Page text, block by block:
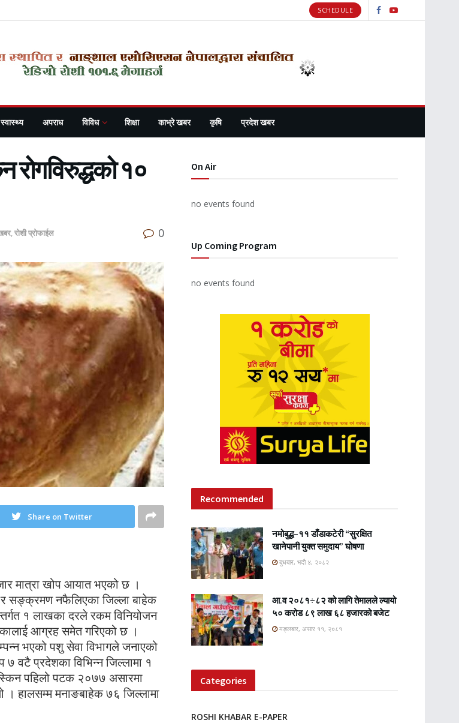
SCHEDULE
स्वास्थ्य अपराध विविध शिक्षा काभ्रे खबर कृषि प्रदेश खबर
रोगविरुद्धको १०
,रोशी प्रोफाईल 0
Share on Twitter
मात्रा खोप आयात भएको छ ।
र सङ्क्रमण नफैलिएका जिल्ला बाहेक
१ लाखका दरले रकम विनियोजन
आग्रह समेत गरिएको छ ।
भएको पशु सेवा विभागले जनाएको
वटै प्रदेशका विभिन्न जिल्लामा १
पहिलो पटक २०७७ असारमा
। हालसम्म मनाङबाहेक ७६ जिल्लामा
On Air
no events found
Up Coming Program
no events found
Recommended
नमोबुद्ध–११ डाँडाकटेरी “सुरक्षित
खानेपानी युक्त समुदाय” घोषणा
बुधबार, भदौ ४, २०८२
आ.व २०८१÷८२ को लागि तेमालले ल्यायो
५० करोड ८९ लाख ६८ हजारको बजेट
मङ्लबार, असार ११, २०८१
Categories
ROSHI KHABAR E-PAPER